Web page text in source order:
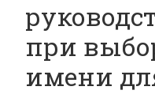
при
имени